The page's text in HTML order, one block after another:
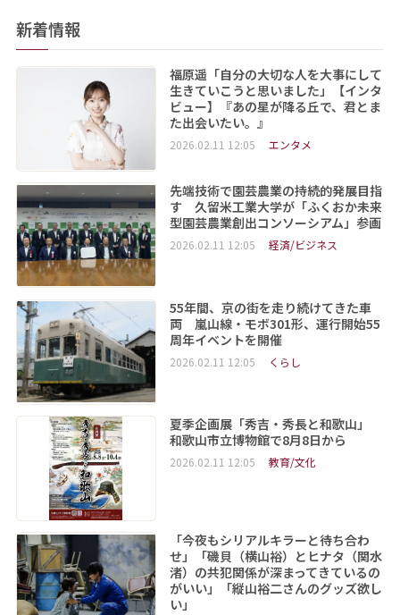
新着情報
福原遥「自分の大切な人を大事にして
生きていこうと思いました」【インタ
ビュー】『あの星が降る丘で、君とま
た出会いたい。』
2026.02.11 12:05 エンタメ
先端技術で園芸農業の持続的発展目指
す 久留米工業大学が「ふくおか未来
型園芸農業創出コンソーシアム」参画
2026.02.11 12:05 経済/ビジネス
55年間、京の街を走り続けてきた車
両 嵐山線・モボ301形、運行開始55
周年イベントを開催
2026.02.11 12:05 くらし
夏季企画展「秀吉・秀長と和歌山」
和歌山市立博物館で8月8日から
2026.02.11 12:05 教育/文化
「今夜もシリアルキラーと待ち合わ
せ」「磯貝（横山裕）とヒナタ（関水
渚）の共犯関係が深まってきているの
がいい」「縦山裕二さんのグッズ欲し
い」